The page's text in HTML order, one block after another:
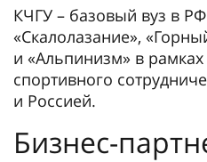
КЧГУ – базовый вуз в
«Скалолазание»,
и «Альпинизм» в
спортивного
и Россией.
Бизнес-